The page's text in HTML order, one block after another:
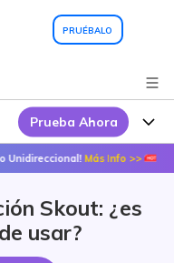
PRUÉBALO
Prueba Ahora
Más Info >>
Skout: ¿es
usar?